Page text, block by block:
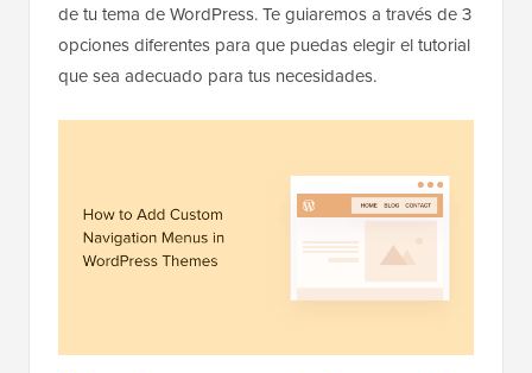
de tu tema de WordPress. Te guiaremos a través de 3
opciones diferentes para que puedas elegir el tutorial
que sea adecuado para tus necesidades.